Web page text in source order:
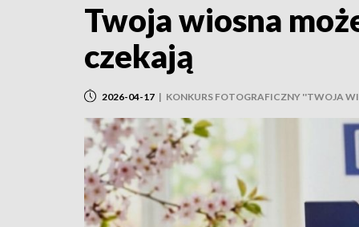
Twoja wiosna
czekają
2026-04-17 | KONKURS FOTOGRAFICZNY ''TWOJA